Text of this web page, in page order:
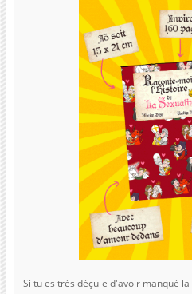
Si tu es très déçu-e d'avoir manqué